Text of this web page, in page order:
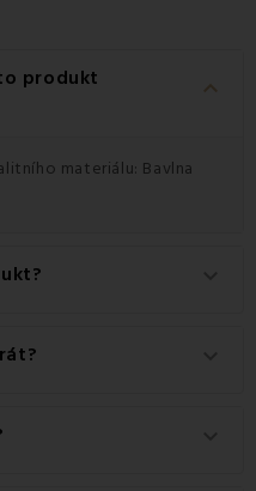
produkt keyboard_arrow_down
materiálu: Bavlna
EMI.
doporučujeme tento